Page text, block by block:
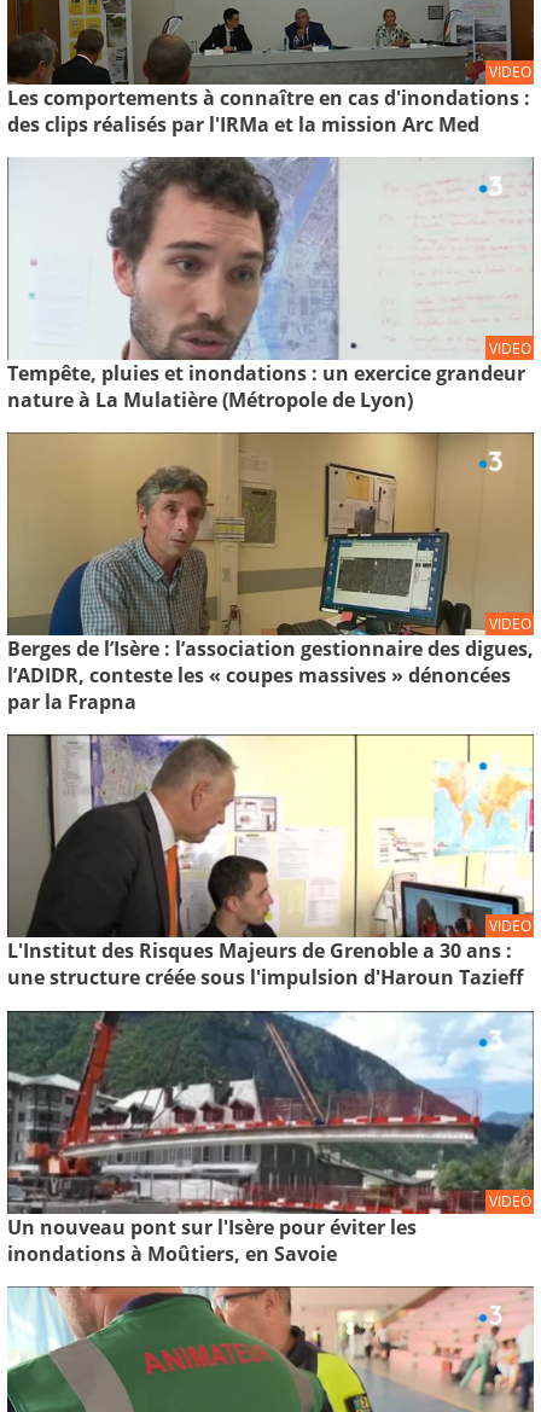
VIDEO
Les comportements à connaître en cas d'inondations :
des clips réalisés par l'IRMa et la mission Arc Med
VIDEO
Tempête, pluies et inondations : un exercice grandeur
nature à La Mulatière (Métropole de Lyon)
VIDEO
Berges de l’Isère : l’association gestionnaire des digues,
l’ADIDR, conteste les « coupes massives » dénoncées
par la Frapna
VIDEO
L'Institut des Risques Majeurs de Grenoble a 30 ans :
une structure créée sous l'impulsion d'Haroun Tazieff
VIDEO
Un nouveau pont sur l'Isère pour éviter les
inondations à Moûtiers, en Savoie